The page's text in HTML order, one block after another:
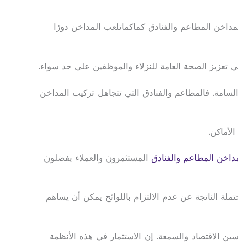
المطاعم والفنادق كماكماتلعب المداخن دورًا
تعزيز الصحة العامة للنزلاء والموظفين على حد سواء.
فالمطاعم والفنادق التي تتجاهل تركيب المداخن
المطاعم والفنادق المستثمرون والعملاء يفضلون
الناتجة عن عدم الالتزام باللوائح يمكن أن يساهم
الاقتصاد والسمعة. إن الاستثمار في هذه الأنظمة